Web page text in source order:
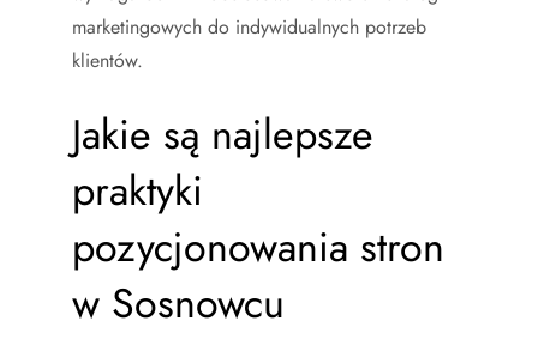
marketingowych do indywidualnych potrzeb
klientów.
Jakie są najlepsze
praktyki
pozycjonowania stron
w Sosnowcu